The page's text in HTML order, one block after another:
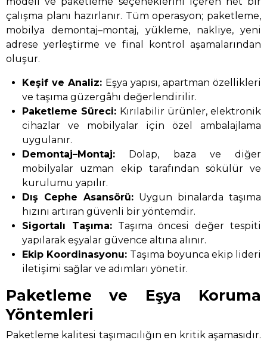
çalışma planı hazırlanır. Tüm operasyon; paketleme,
mobilya demontaj–montaj, yükleme, nakliye, yeni
adrese yerleştirme ve final kontrol aşamalarından
oluşur.
Keşif ve Analiz: Eşya yapısı, apartman özellikleri
ve taşıma güzergâhı değerlendirilir.
Paketleme Süreci: Kırılabilir ürünler, elektronik
cihazlar ve mobilyalar için özel ambalajlama
uygulanır.
Demontaj–Montaj: Dolap, baza ve diğer
mobilyalar uzman ekip tarafından sökülür ve
kurulumu yapılır.
Dış Cephe Asansörü: Uygun binalarda taşıma
hızını artıran güvenli bir yöntemdir.
Sigortalı Taşıma:Taşıma öncesi değer tespiti
yapılarak eşyalar güvence altına alınır.
Ekip Koordinasyonu: Taşıma boyunca ekip lideri
iletişimi sağlar ve adımları yönetir.
Paketleme ve Eşya Koruma
Yöntemleri
Paketleme kalitesi taşımacılığın en kritik aşamasıdır.